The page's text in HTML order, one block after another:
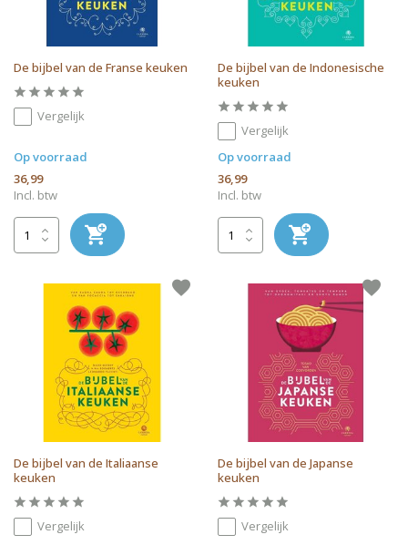
De bijbel van de Franse keuken
Vergelijk
Op voorraad
36,99
Incl. btw
De bijbel van de Indonesische
keuken
Vergelijk
Op voorraad
36,99
Incl. btw
De bijbel van de Italiaanse
keuken
Vergelijk
De bijbel van de Japanse
keuken
Vergelijk